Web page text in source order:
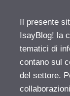
Il presente
IsayBlog! la
tematici di
contano sul
del settore.